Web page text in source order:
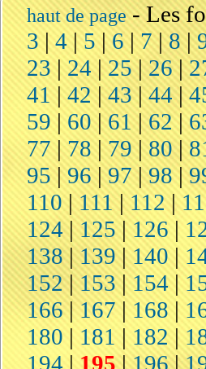
haut de page-Les
3 |4 |5|6 |7|8|
23|24|25|26|
41|42|43|44|
59 | 60|61|62|
77| 78|79|80|
95|96|97|98 |
110 |111| 112 |
124|125|126 |
138|139|140 |
152|153|154 |
166|167 | 168 |
180 | 181 | 182 |
194 | 195 |196|